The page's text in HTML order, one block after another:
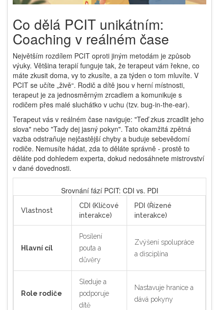
Co dělá PCIT unikátním:
Coaching v reálném čase
Největším rozdílem PCIT oproti jiným metodám je způsob
výuky. Většina terapií funguje tak, že terapeut vám řekne, co
máte zkusit doma, vy to zkusíte, a za týden o tom mluvíte. V
PCIT se učíte „živě“. Rodič a dítě jsou v herní místnosti,
terapeut je za jednosměrným zrcadlem a komunikuje s
rodičem přes malé sluchátko v uchu (tzv. bug-in-the-ear).
Terapeut vás v reálném čase naviguje: "Teď zkus zrcadlit jeho
slova" nebo "Tady dej jasný pokyn". Tato okamžitá zpětná
vazba odstraňuje nejčastější chyby a buduje sebevědomí
rodiče. Nemusíte hádat, zda to děláte správně - prostě to
děláte pod dohledem experta, dokud nedosáhnete mistrovství
v dané dovednosti.
Srovnání fází PCIT: CDI vs. PDI
Vlastnost
CDI (Klíčové
interakce)
PDI (Řízené
interakce)
Hlavní cíl
Posílení
pouta a
důvěry
Zvýšení spolupráce
a disciplína
Role rodiče
Sleduje a
podporuje
dítě
Nastavuje hranice a
dává pokyny